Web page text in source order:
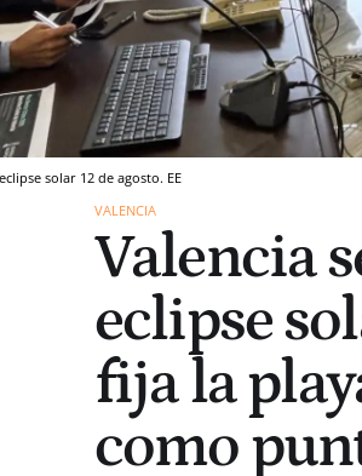
solar 12 de agosto. EE
VALENCIA
Valencia
eclipse
fija la
como